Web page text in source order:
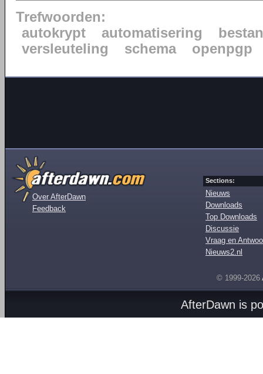
Trefwoorden:
autokrypt
automatisering
versleuteling
schema openpgp
Over AfterDawn
Feedback
Sections:
Nieuws
Downloads
Top Downloads
Discussie
Vraag en
Nieuws2.nl
© 1999-2026
AfterDawn is